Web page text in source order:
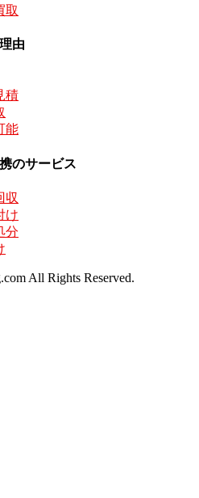
取
由
積
能
のサービス
収
け
分
All Rights Reserved.